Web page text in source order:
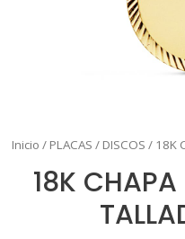
Inicio / PLACAS / DISCOS / 18K
18K